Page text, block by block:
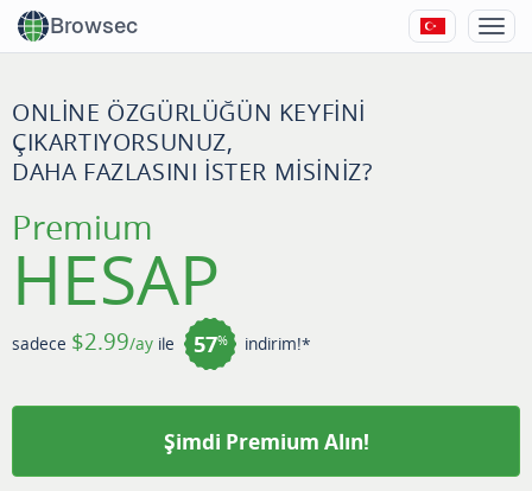
Browsec
ONLINE ÖZGÜRLÜĞÜN KEYFINI
ÇIKARTIYORSUNUZ,
DAHA FAZLASINI ISTER MISINIZ?
Premium
HESAP
sadece $2.99/ay ile 57% indirim!*
Şimdi Premium Alın!